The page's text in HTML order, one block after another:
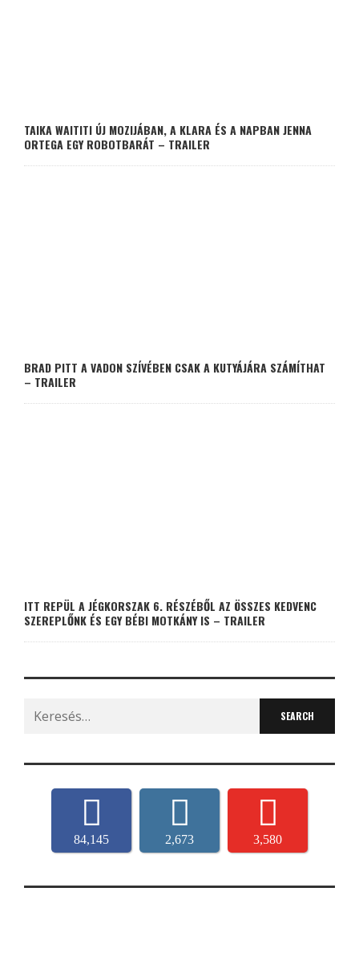
TAIKA WAITITI ÚJ MOZIJÁBAN, A KLARA ÉS A NAPBAN JENNA
ORTEGA EGY ROBOTBARÁT – TRAILER
BRAD PITT A VADON SZÍVÉBEN CSAK A KUTYÁJÁRA SZÁMÍTHAT
– TRAILER
ITT REPÜL A JÉGKORSZAK 6. RÉSZÉBŐL AZ ÖSSZES KEDVENC
SZEREPLŐNK ÉS EGY BÉBI MOTKÁNY IS – TRAILER
Search
for:
84,145 2,673 3,580